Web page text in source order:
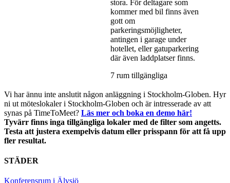
stora. För deltagare som
kommer med bil finns även
gott om
parkeringsmöjligheter,
antingen i garage under
hotellet, eller gatuparkering
där även laddplatser finns.
7 rum tillgängliga
Vi har ännu inte anslutit någon anläggning i Stockholm-Globen. Hyr
ni ut möteslokaler i Stockholm-Globen och är intresserade av att
synas på TimeToMeet? Läs mer och boka en demo här!
Tyvärr finns inga tillgängliga lokaler med de filter som angetts.
Testa att justera exempelvis datum eller prisspann för att få upp
fler resultat.
STÄDER
Konferensrum i Älvsjö